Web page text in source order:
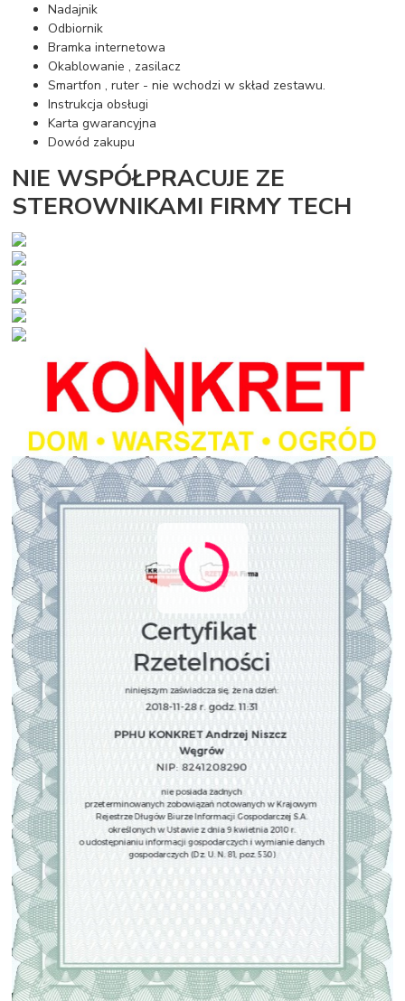
Nadajnik
Odbiornik
Bramka internetowa
Okablowanie , zasilacz
Smartfon , ruter - nie wchodzi w skład zestawu.
Instrukcja obsługi
Karta gwarancyjna
Dowód zakupu
NIE WSPÓŁPRACUJE ZE
STEROWNIKAMI FIRMY TECH